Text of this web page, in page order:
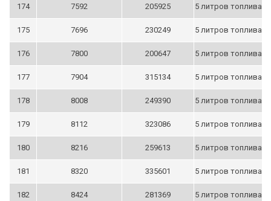
174 7592 205925 5 литров топлива
175 7696 230249 5 литров топлива
176 7800 200647 5 литров топлива
177 7904 315134 5 литров топлива
178 8008 249390 5 литров топлива
179 8112 323086 5 литров топлива
180 8216 259613 5 литров топлива
181 8320 335601 5 литров топлива
182 8424 281369 5 литров топлива